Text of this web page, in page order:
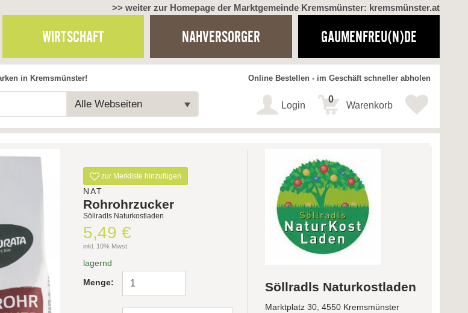
>> weiter zur Homepage der Marktgemeinde Kremsmünster: kremsmünster.at
WIRTSCHAFT NAHVERSORGER GAUMENFREU(N)DE
Alle Webseiten
in Kremsmünster! Online Bestellen - im Geschäft schneller abholen
Login Warenkorb
0
zur Merkliste hinzufügen
NAT
Rohrohrzucker
Söllradls Naturkostladen
5,49 €
inkl. 10% Mwst.
lagernd
Menge:
Söllradls Naturkostladen
Marktplatz 30, 4550 Kremsmünster